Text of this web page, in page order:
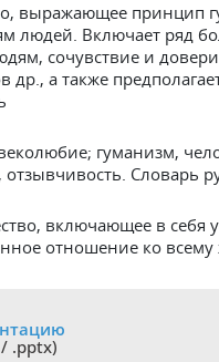
выражающее принцип
Включает ряд
сочувствие и
а также
гуманизм,
Словарь
включающее в себя
отношение ко
.pptx)